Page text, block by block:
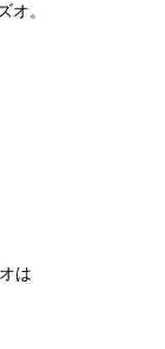
オ。
は